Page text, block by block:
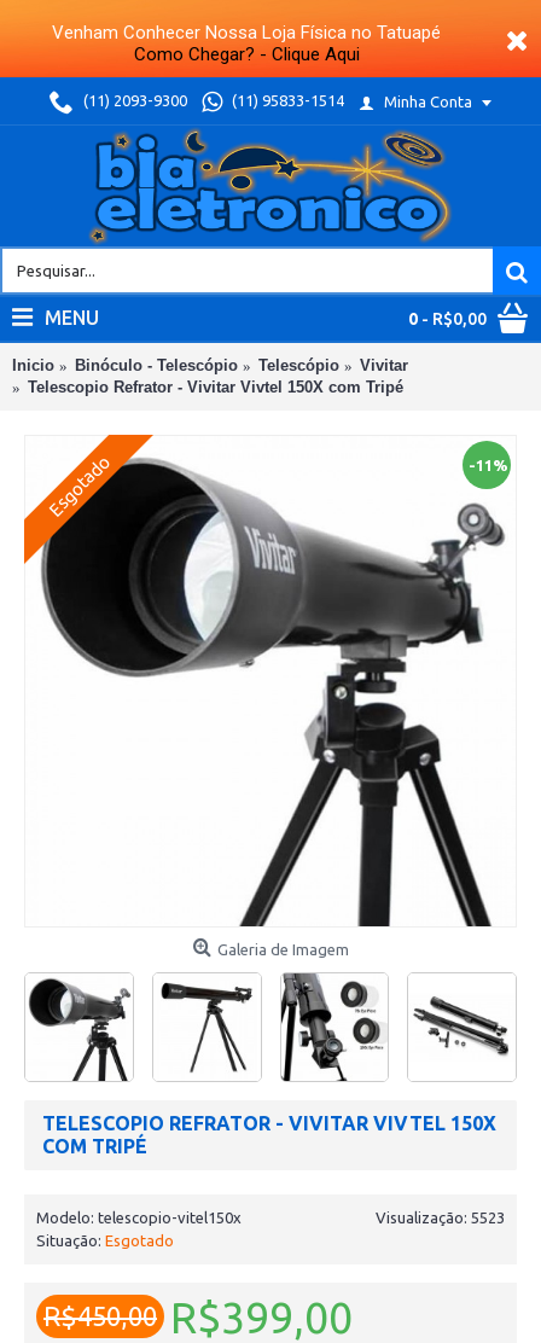
Venham Conhecer Nossa Loja Física no Tatuapé
Como Chegar? - Clique Aqui
(11) 2093-9300 (11) 95833-1514 Minha Conta
0 - R$0,00
MENU
Inicio Binóculo - Telescópio Telescópio
Vivitar
Telescopio Refrator - Vivitar Vivtel 150X com Tripé
-11%
Esgotado
Galeria de Imagem
TELESCOPIO REFRATOR - VIVITAR VIVTEL 150X
COM TRIPÉ
Visualização: 5523
Modelo: telescopio-vitel150x
Situação: Esgotado
R$450,00 R$399,00